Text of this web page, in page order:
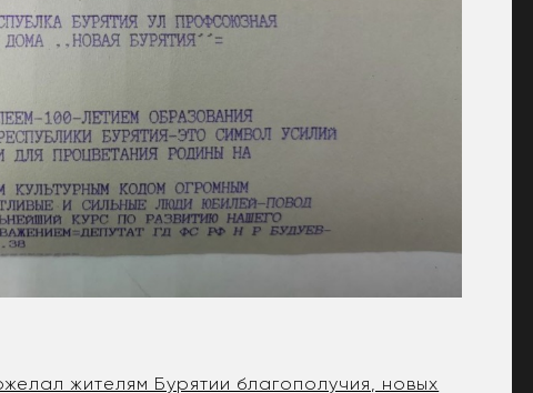
жителям Бурятии благополучия, новых